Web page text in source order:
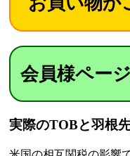
会員様ペー
実際のTOBと羽根